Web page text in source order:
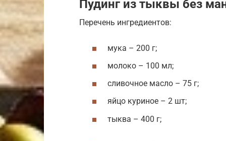
Пудинг из тыквы без
Перечень ингредиентов:
мука – 200 г;
молоко – 100 мл;
сливочное масло – 75 г;
яйцо куриное – 2 шт;
тыква – 400 г;